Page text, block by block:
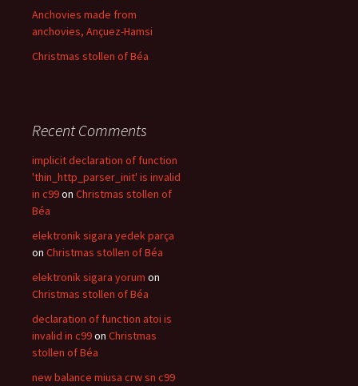
Anchovies made from
anchovies, Ançuez-Hamsi
Christmas stollen of Béa
Recent Comments
implicit declaration of function
'thin_http_parser_init' is invalid
in c99on Christmas stollen of
Béa
elektronik sigara yedek parça
on Christmas stollen of Béa
elektronik sigara yorum on
Christmas stollen of Béa
declaration of function atoi is
invalid in c99on Christmas
stollen of Béa
new balance miusa crw sn c99